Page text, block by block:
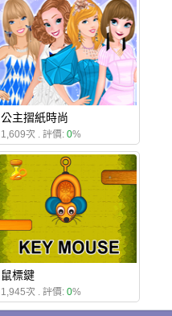
公主摺紙時尚
1,609次 . 評價: 0%
鼠標鍵
1,945次 . 評價: 0%